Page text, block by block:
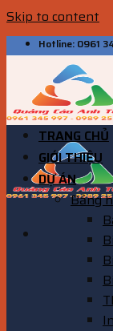
Skip to content
Hotline: 0961
TRANG CHỦ
GIỚI THIỆU
DỰ ÁN
Bảng